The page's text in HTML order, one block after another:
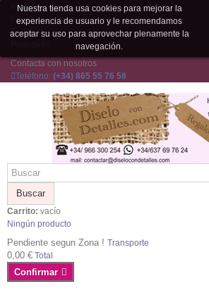
Iniciar sesión
Español
Español
Contacta con nosotros
Teléfono: (+34) 865 55 76 58
Buscar
Carrito: vacío
Ningún producto
Pendiente segun Zona ! Transporte
0,00 € Total
Confirmar
Nuestra tienda usa cookies para mejorar la
experiencia de usuario y le recomendamos
aceptar su uso para aprovechar plenamente la
navegación.